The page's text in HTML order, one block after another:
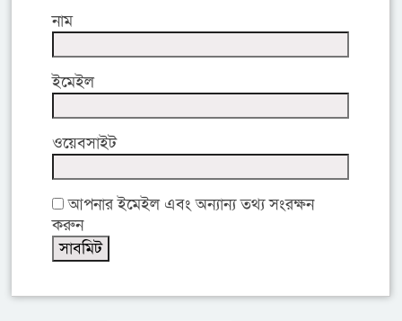
নাম
ইমেইল
ওয়েবসাইট
আপনার ইমেইল এবং অন্যান্য তথ্য সংরক্ষন
করুন